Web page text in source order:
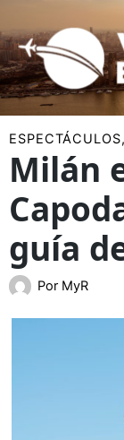
al
contenido
ESPECTÁCULOS,
Milán
guía
Por MyR